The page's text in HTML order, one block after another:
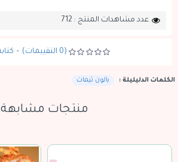
عدد مشاهدات المنتج : 712
(0 التقييمات) -
الكلمات الدليليلة : بالون ثيمات
منتجات مشابهة